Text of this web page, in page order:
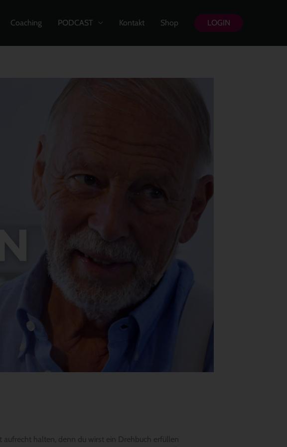
Coaching PODCAST Kontakt Shop LOGIN
halten, denn du wirst ein Drehbuch erfüllen